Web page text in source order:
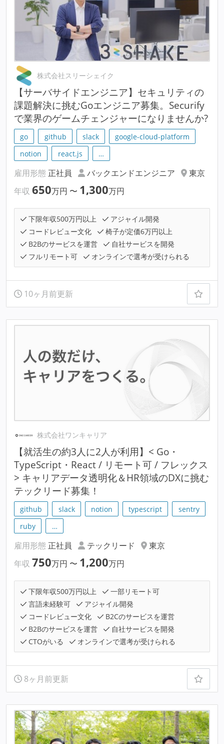
株式会社スリーシェイク
【サーバサイドエンジニア】セキュリティの
課題解決に挑むGoエンジニア募集。Securify
で業界のゲームチェンジャーになりませんか?
go github slack
google-cloud-platform
notion
react.js …
雇用形態 正社員 バックエンドエンジニア
東京
年収 650万円 〜 1,300万円
下限年収500万円以上
アジャイル開発
コードレビュー文化
椅子が定価6万円以上
B2Bのサービスを運営
自社サービスを開発
フルリモート可
オンラインで選考が受けられる
10ヶ月前更新
株式会社ワンキャリア
【就活生の約3人に2人が利用】< Go・
TypeScript・React / リモート可 / フレックス
> キャリアデータ透明化＆HR領域のDXに挑む
テックリード募集！
github slack notion typescript
sentry
ruby
…
雇用形態 正社員 テックリード
東京
年収 750万円 〜 1,200万円
下限年収500万円以上
一部リモート可
言語未経験可
アジャイル開発
コードレビュー文化
B2Cのサービスを運営
B2Bのサービスを運営
自社サービスを開発
CTOがいる
オンラインで選考が受けられる
8ヶ月前更新